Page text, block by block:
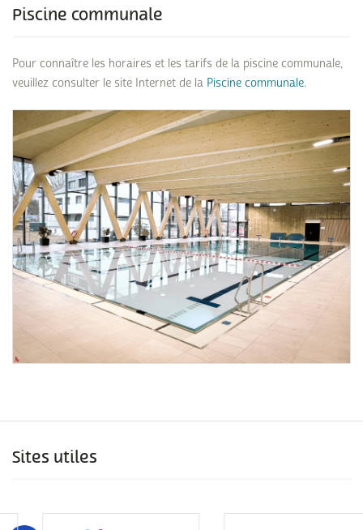
Piscine communale
Pour connaître les horaires et les tarifs de la piscine communale,
veuillez consulter le site Internet de la Piscine communale.
Sites utiles